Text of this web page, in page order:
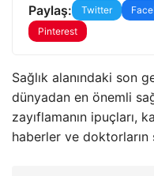
Paylaş: Twitter
Pinterest
Sağlık alanındaki son
dünyadan en önemli
zayıflamanın ipuçları,
haberler ve doktorların